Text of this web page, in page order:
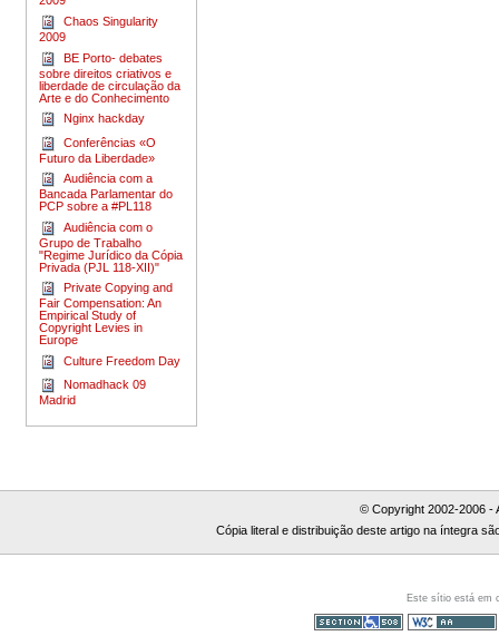
Chaos Singularity
2009
BE Porto- debates
sobre direitos criativos e
liberdade de circulação da
Arte e do Conhecimento
Nginx hackday
Conferências «O
Futuro da Liberdade»
Audiência com a
Bancada Parlamentar do
PCP sobre a #PL118
Audiência com o
Grupo de Trabalho
"Regime Jurídico da Cópia
Privada (PJL 118-XII)"
Private Copying and
Fair Compensation: An
Empirical Study of
Copyright Levies in
Europe
Culture Freedom Day
Nomadhack 09
Madrid
© Copyright 2002-2006 -
Cópia literal e distribuição deste artigo na íntegra
Este sítio está em